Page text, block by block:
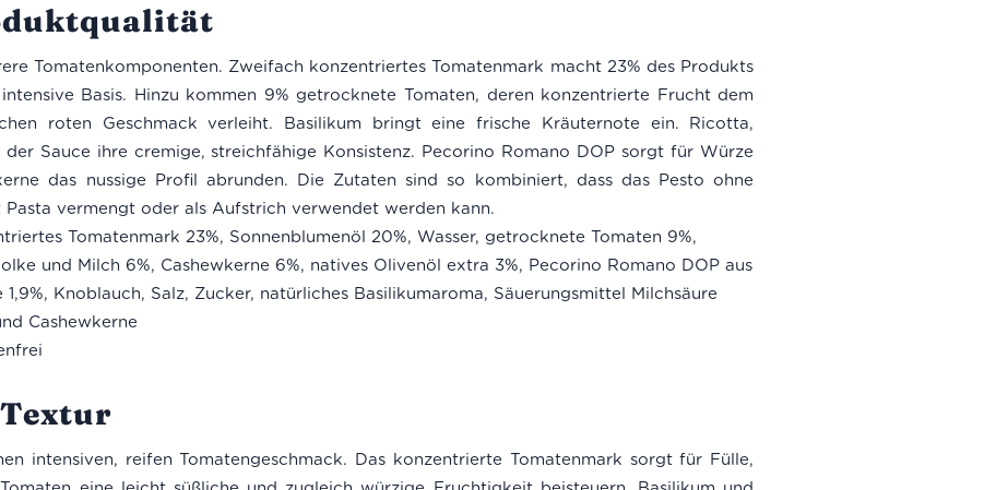
Tomatenkomponenten. Zweifach konzentriertes Tomatenmark macht 23% des Produkts
Basis. Hinzu kommen 9% getrocknete Tomaten, deren konzentrierte Frucht dem
roten Geschmack verleiht. Basilikum bringt eine frische Kräuternote ein. Ricotta,
Sauce ihre cremige, streichfähige Konsistenz. Pecorino Romano DOP sorgt für Würze
das nussige Profil abrunden. Die Zutaten sind so kombiniert, dass das Pesto ohne
vermengt oder als Aufstrich verwendet werden kann.
Tomatenmark 23%, Sonnenblumenöl 20%, Wasser, getrocknete Tomaten 9%,
und Milch 6%, Cashewkerne 6%, natives Olivenöl extra 3%, Pecorino Romano DOP aus
1,9%, Knoblauch, Salz, Zucker, natürliches Basilikumaroma, Säuerungsmittel Milchsäure
Cashewkerne
intensiven, reifen Tomatengeschmack. Das konzentrierte Tomatenmark sorgt für Fülle,